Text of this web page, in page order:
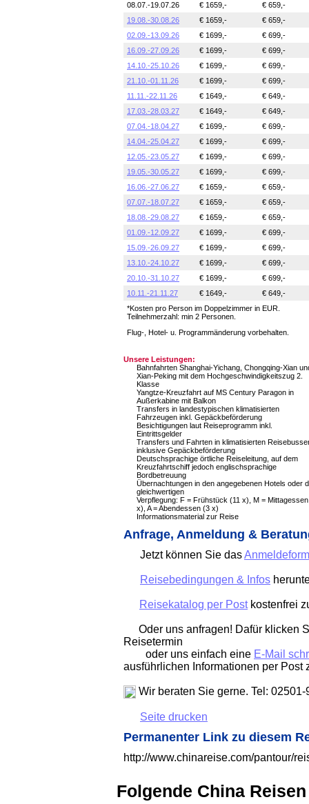
08.07.-19.07.26
€ 1659,-
€ 659,-
19.08.-30.08.26
€ 1659,-
€ 659,-
02.09.-13.09.26
€ 1699,-
€ 699,-
16.09.-27.09.26
€ 1699,-
€ 699,-
14.10.-25.10.26
€ 1699,-
€ 699,-
21.10.-01.11.26
€ 1699,-
€ 699,-
11.11.-22.11.26
€ 1649,-
€ 649,-
17.03.-28.03.27
€ 1649,-
€ 649,-
07.04.-18.04.27
€ 1699,-
€ 699,-
14.04.-25.04.27
€ 1699,-
€ 699,-
12.05.-23.05.27
€ 1699,-
€ 699,-
19.05.-30.05.27
€ 1699,-
€ 699,-
16.06.-27.06.27
€ 1659,-
€ 659,-
07.07.-18.07.27
€ 1659,-
€ 659,-
18.08.-29.08.27
€ 1659,-
€ 659,-
01.09.-12.09.27
€ 1699,-
€ 699,-
15.09.-26.09.27
€ 1699,-
€ 699,-
13.10.-24.10.27
€ 1699,-
€ 699,-
20.10.-31.10.27
€ 1699,-
€ 699,-
10.11.-21.11.27
€ 1649,-
€ 649,-
*Kosten pro Person im Doppelzimmer in EUR.
Teilnehmerzahl: min 2 Personen.
Flug-, Hotel- u. Programmänderung vorbehalten.
Unsere Leistungen:
Bahnfahrten Shanghai-Yichang, Chongqing-Xian
Xian-Peking mit dem Hochgeschwindigkeitszug 2.
Klasse
Yangtze-Kreuzfahrt auf MS Century Paragon in
Außerkabine mit Balkon
Transfers in landestypischen klimatisierten
Fahrzeugen inkl. Gepäckbeförderung
Besichtigungen laut Reiseprogramm inkl.
Eintrittsgelder
Transfers und Fahrten in klimatisierten
inklusive Gepäckbeförderung
Deutschsprachige örtliche Reiseleitung, auf dem
Kreuzfahrtschiff jedoch englischsprachige
Bordbetreuung
Übernachtungen in den angegebenen Hotels oder
gleichwertigen
Verpflegung: F = Frühstück (11 x), M =
x), A = Abendessen (3 x)
Informationsmaterial zur Reise
Anfrage, Anmeldung &
Jetzt können Sie das
Reisebedingungen & Infos
Reisekatalog per Postkostenfrei
Oder uns anfragen! Dafür klicken
Reisetermin
oder uns einfach eine E-Mail
ausführlichen Informationen per Post
Wir beraten Sie gerne. Tel:
Seite drucken
Permanenter Link zu diesem
http://www.chinareise.com/pantour/
Folgende China